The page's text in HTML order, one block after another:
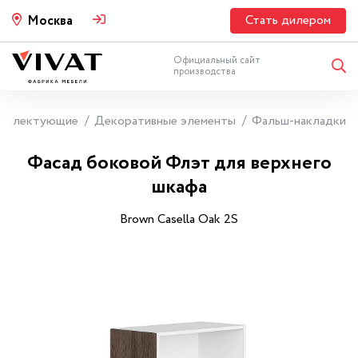
Москва Стать дилером
Официальный сайт
производства
Декоративные элементы Фальш-накладки
Фасад боковой Флэт для верхнего
шкафа
Brown Casella Oak 2S